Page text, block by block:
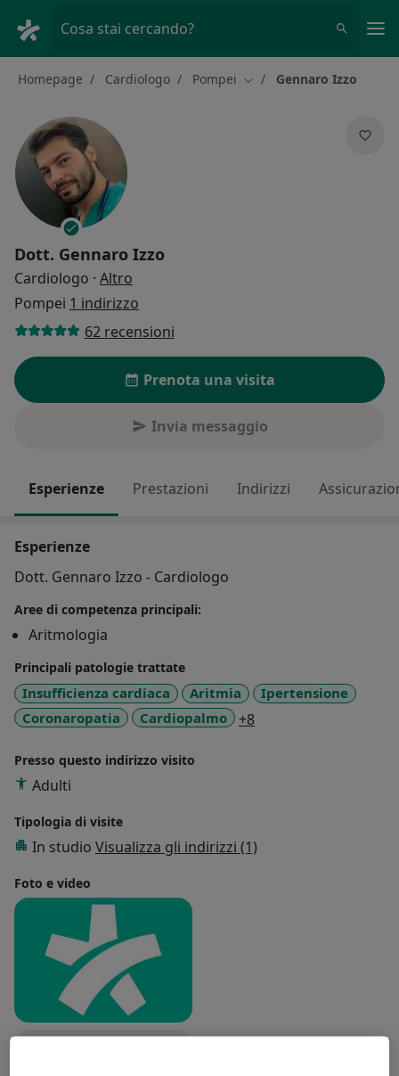
Cosa stai cercando?
Homepage Cardiologo Pompei Cambia città
Gennaro Izzo
Dott. Gennaro Izzo
Cardiologo · Altro
Pompei 1 indirizzo
62 recensioni
Prenota una visita
Invia messaggio
Esperienze Prestazioni Indirizzi
Esperienze
Dott. Gennaro Izzo - Cardiologo
Aree di competenza principali:
Aritmologia
Principali patologie trattate
Insufficienza cardiaca Aritmia
Ipertensione
Coronaropatia
Cardiopalmo +8
Presso questo indirizzo visito
Adulti
Tipologia di visite
In studio Visualizza gli indirizzi (1)
Foto e video